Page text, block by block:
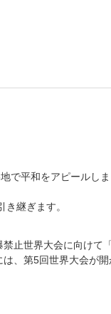
で平和をアピールしま
継ぎます。
止世界大会に向けて
、第5回世界大会が